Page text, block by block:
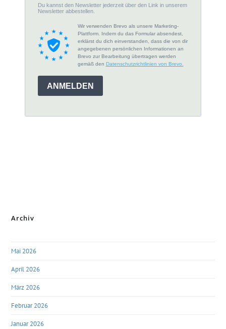
Archiv
Mai 2026
April 2026
März 2026
Februar 2026
Januar 2026